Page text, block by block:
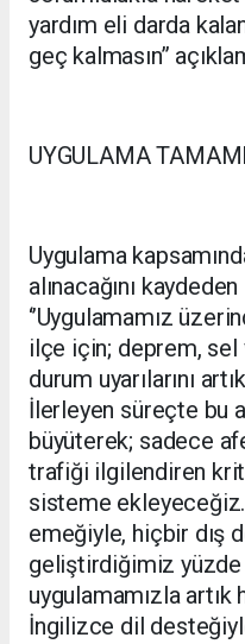
yardım eli darda
geç kalmasın’’
UYGULAMA
Uygulama
alınacağını
‘’Uygulamamız
ilçe için; deprem, sel
durum uyarılarını
İlerleyen süreçte bu
büyüterek; sadece
trafiği ilgilendiren
sisteme
emeğiyle, hiçbir dış
geliştirdiğimiz
uygulamamızla artık
İngilizce dil